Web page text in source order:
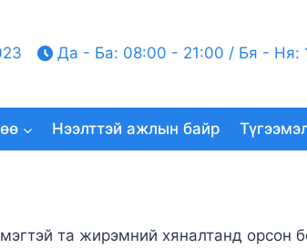
Да - Ба: 08:00 - 21:00 / Бя - Ня:
Нээлттэй ажлын байр
та жирэмний хяналтанд орсон